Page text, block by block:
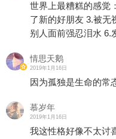
世界上最糟糕的感觉
了新的好朋友 3.被无
别人面前强忍泪水 6.
情思天鹅
2019年1月16日
因为孤独是生命的常
慕岁年
2019年1月16日
我这性格好像不太讨